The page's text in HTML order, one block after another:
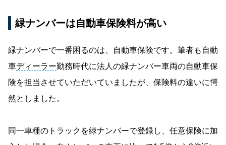
緑ナンバーは自動車保険料が高い
緑ナンバーで一番困るのは、自動車保険です。筆者も自動
車ディーラー勤務時代に法人の緑ナンバー車両の自動車保
険を担当させていただいていましたが、保険料の違いに愕
然としました。
同一車種のトラックを緑ナンバーで登録し、任意保険に加